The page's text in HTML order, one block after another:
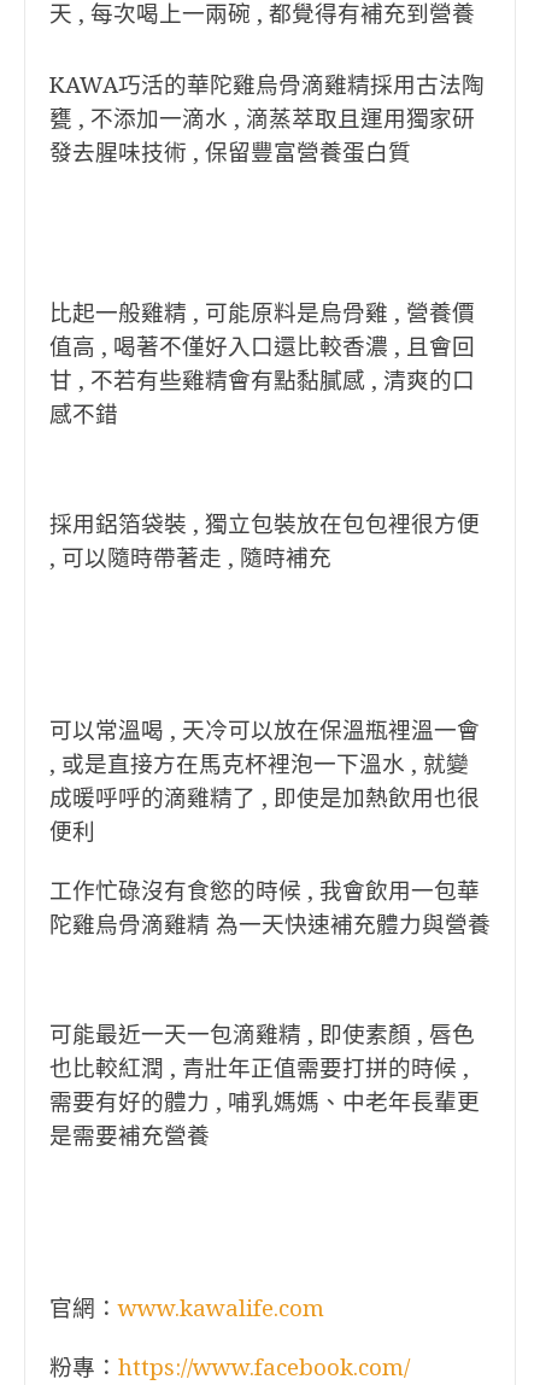
天 , 每次喝上一兩碗 , 都覺得有補充到營養
KAWA巧活的華陀雞烏骨滴雞精採用古法陶
甕 , 不添加一滴水 , 滴蒸萃取且運用獨家研
發去腥味技術 , 保留豐富營養蛋白質
比起一般雞精 , 可能原料是烏骨雞 , 營養價
值高 , 喝著不僅好入口還比較香濃 , 且會回
甘 , 不若有些雞精會有點黏膩感 , 清爽的口
感不錯
採用鋁箔袋裝 , 獨立包裝放在包包裡很方便
, 可以隨時帶著走 , 隨時補充
可以常溫喝 , 天冷可以放在保溫瓶裡溫一會
, 或是直接方在馬克杯裡泡一下溫水 , 就變
成暖呼呼的滴雞精了 , 即使是加熱飲用也很
便利
工作忙碌沒有食慾的時候 , 我會飲用一包華
陀雞烏骨滴雞精 為一天快速補充體力與營養
可能最近一天一包滴雞精 , 即使素顏 , 唇色
也比較紅潤 , 青壯年正值需要打拼的時候 ,
需要有好的體力 , 哺乳媽媽、中老年長輩更
是需要補充營養
官網：www.kawalife.com
粉專： https://www.facebook.com/